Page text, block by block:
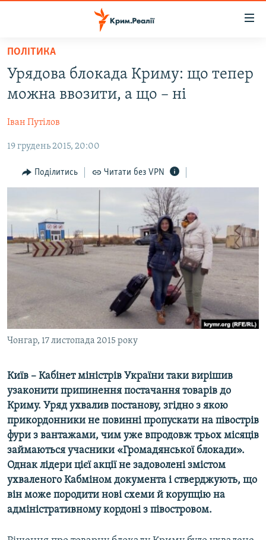
Перейти
основного
матеріалу
до
навігації
Перейти
ВОДА.КРИМ
ПОЛІТИКА
БЛОГИ
ПОГЛЯД
ВСЕ ЗА ДЕНЬ
СПЕЦПРОЕКТИ
ДЕПОРТАЦІЯ
СВІДЧЕННЯ ОКУПАЦІЇ
УКРАЇНСЬКА ПРОБЛЕМА КРИМУ
ІНФОГРАФІКА
ЯК ОБІЙТИ БЛОКУВАННЯ
Qırımtatar
ДОЛУЧАЙСЯ!
Усі сайти RFE/RL
ПОЛІТИКА
Урядова блокада Криму: що тепер
можна ввозити, а що – ні
Іван Путілов
19 грудень 2015, 20:00
Поділитись Читати без VPN
Чонгар, 17 листопада 2015 року
Київ – Кабінет міністрів України таки вирішив
узаконити припинення постачання товарів до
Криму. Уряд ухвалив постанову, згідно з якою
прикордонники не повинні пропускати на півострів
фури з вантажами, чим уже впродовж трьох місяців
займаються учасники «Громадянської блокади».
Однак лідери цієї акції не задоволені змістом
ухваленого Кабміном документа і стверджують, що
він може породити нові схеми й корупцію на
адміністративному кордоні з півостровом.